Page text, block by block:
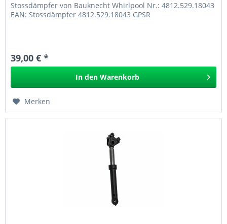
Stossdämpfer von Bauknecht Whirlpool Nr.: 4812.529.18043
EAN: Stossdämpfer 4812.529.18043 GPSR
39,00 € *
In den Warenkorb
Merken